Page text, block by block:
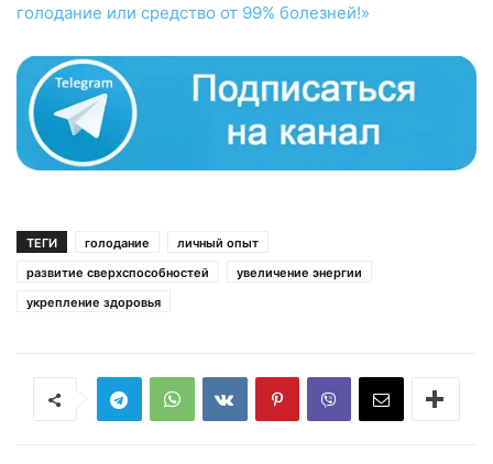
голодание или средство от 99% болезней!»
ТЕГИ голодание
личный опыт
развитие сверхспособностей
увеличение энергии
укрепление здоровья